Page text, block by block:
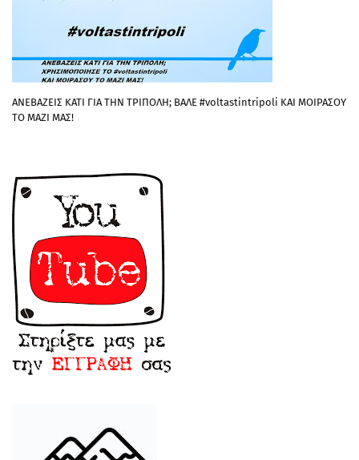
ΑΝΕΒΑΖΕΙΣ ΚΑΤΙ ΓΙΑ ΤΗΝ ΤΡΙΠΟΛΗ; ΒΑΛΕ #voltastintripoli ΚΑΙ ΜΟΙΡΑΣΟΥ
ΤΟ ΜΑΖΙ ΜΑΣ!